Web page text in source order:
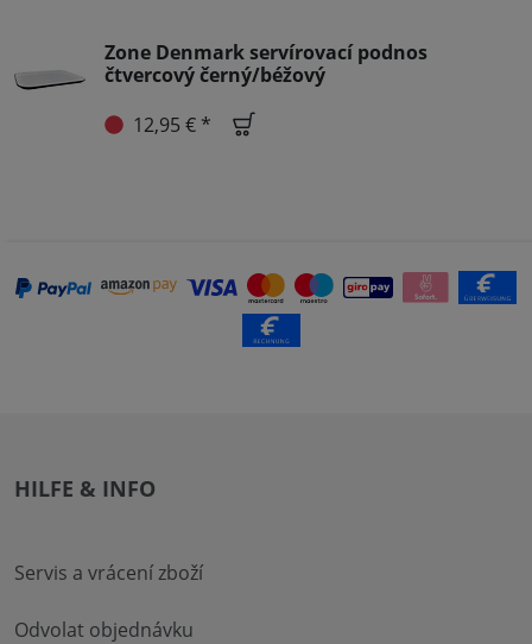
Zone Denmark servírovací podnos
čtvercový černý/béžový
12,95 € *
HILFE & INFO
Servis a vrácení zboží
Odvolat objednávku